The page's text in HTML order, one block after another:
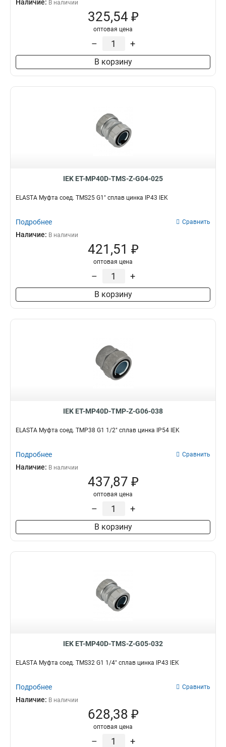
MB32
Наличие: В наличии
325,54 ₽
оптовая цена
– +
В корзину
IEK ET-MP40D-TMS-Z-G04-025
ELASTA Муфта соед. TMS25 G1" сплав цинка IP43 IEK
Подробнее Сравнить
Наличие: В наличии
421,51 ₽
оптовая цена
– +
В корзину
IEK ET-MP40D-TMP-Z-G06-038
ELASTA Муфта соед. TMP38 G1 1/2" сплав цинка IP54 IEK
Подробнее Сравнить
Наличие: В наличии
437,87 ₽
оптовая цена
– +
В корзину
IEK ET-MP40D-TMS-Z-G05-032
ELASTA Муфта соед. TMS32 G1 1/4" сплав цинка IP43 IEK
Подробнее Сравнить
Наличие: В наличии
628,38 ₽
оптовая цена
– +